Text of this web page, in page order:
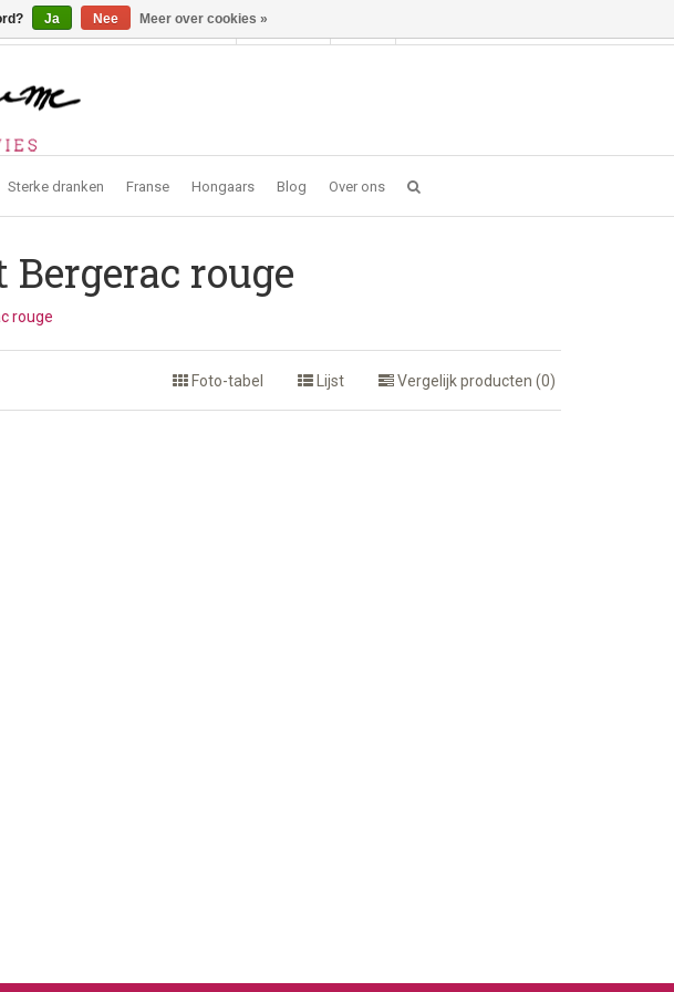
Inloggen
Sterke dranken Franse Hongaars Blog Over ons
rouge
rouge
Foto-tabel Lijst Vergelijk producten (0)
Ja Nee Meer over cookies »